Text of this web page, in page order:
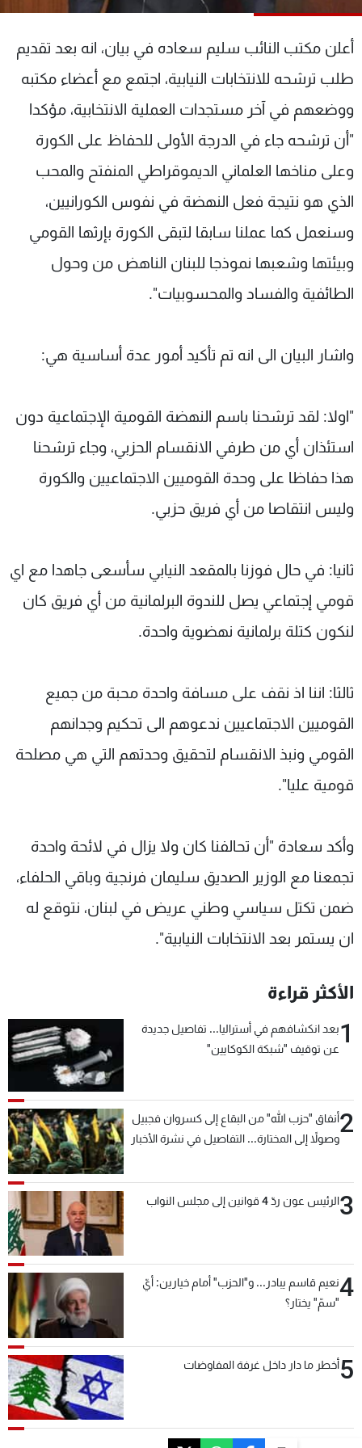
أعلن مكتب النائب سليم سعاده في بيان، انه بعد تقديم
طلب ترشحه للانتخابات النيابية، اجتمع مع أعضاء مكتبه
ووضعهم في آخر مستجدات العملية الانتخابية، مؤكدا
"أن ترشحه جاء في الدرجة الأولى للحفاظ على الكورة
وعلى مناخها العلماني الديموقراطي المنفتح والمحب
الذي هو نتيجة فعل النهضة في نفوس الكورانيين،
وسنعمل كما عملنا سابقا لتبقى الكورة بإرثها القومي
وبيئتها وشعبها نموذجا للبنان الناهض من وحول
الطائفية والفساد والمحسوبيات".
واشار البيان الى انه تم تأكيد أمور عدة أساسية هي:
"اولا: لقد ترشحنا باسم النهضة القومية الإجتماعية دون
استئذان أي من طرفي الانقسام الحزبي، وجاء ترشحنا
هذا حفاظا على وحدة القوميين الاجتماعيين والكورة
وليس انتقاصا من أي فريق حزبي.
ثانيا: في حال فوزنا بالمقعد النيابي سأسعى جاهدا مع اي
قومي إجتماعي يصل للندوة البرلمانية من أي فريق كان
لنكون كتلة برلمانية نهضوية واحدة.
ثالثا: اننا اذ نقف على مسافة واحدة محبة من جميع
القوميين الاجتماعيين ندعوهم الى تحكيم وجدانهم
القومي ونبذ الانقسام لتحقيق وحدتهم التي هي مصلحة
قومية عليا".
وأكد سعادة "أن تحالفنا كان ولا يزال في لائحة واحدة
تجمعنا مع الوزير الصديق سليمان فرنجية وباقي الحلفاء،
ضمن تكتل سياسي وطني عريض في لبنان، نتوقع له
ان يستمر بعد الانتخابات النيابية".
الأكثر قراءة
1بعد انكشافهم في أستراليا... تفاصيل جديدة
عن توقيف "شبكة الكوكايين"
2أنفاق "حزب الله" من البقاع إلى كسروان فجبيل
وصولاً إلى المختارة... التفاصيل في نشرة الأخبار
3الرئيس عون ردّ 4 قوانين إلى مجلس النواب
4نعيم قاسم يبادر... و"الحزب" أمام خيارين: أيّ
"سمّ" يختار؟
5أخطر ما دار داخل غرفة المفاوضات
شاهد البرامج
الترددات
الإنـتـاج
تواصل معنا
سياسة الخصوصية